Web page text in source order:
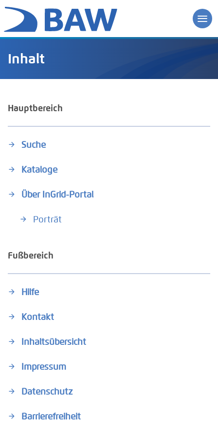
Inhalt
Hauptbereich
Suche
Kataloge
Über InGrid-Portal
Porträt
Fußbereich
Hilfe
Kontakt
Inhaltsübersicht
Impressum
Datenschutz
Barrierefreiheit